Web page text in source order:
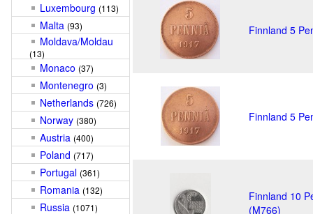
Luxembourg (113)
Malta (93)
Moldava/Moldau
(13)
Monaco (37)
Montenegro (3)
Netherlands (726)
Norway (380)
Austria (400)
Poland (717)
Portugal (361)
Romania (132)
Russia (1071)
Finnland 5
Finnland 5
Finnland 10
(M766)